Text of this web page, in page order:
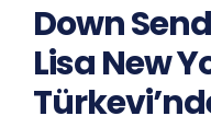
Down
Lisa New